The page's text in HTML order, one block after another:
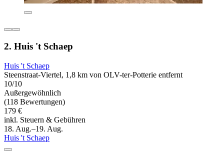
2. Huis 't Schaep
Huis 't Schaep
Steenstraat-Viertel, 1,8 km von OLV-ter-Potterie entfernt
10/10
Außergewöhnlich
(118 Bewertungen)
179 €
inkl. Steuern & Gebühren
18. Aug.–19. Aug.
Huis 't Schaep